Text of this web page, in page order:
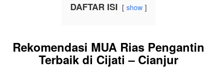
DAFTAR ISI show
Rekomendasi MUA Rias Pengantin
Terbaik di Cijati – Cianjur